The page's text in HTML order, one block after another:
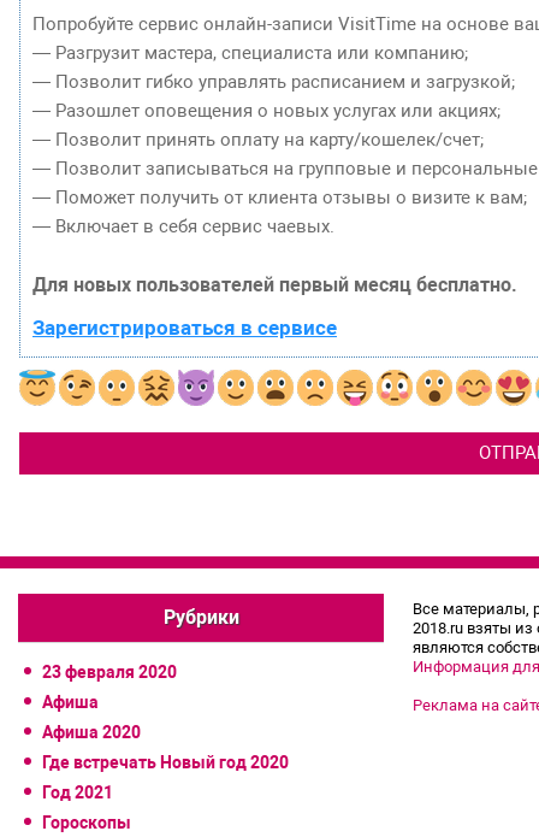
Попробуйте сервис онлайн-записи VisitTime на основе
— Разгрузит мастера, специалиста или компанию;
— Позволит гибко управлять расписанием и загрузкой;
— Разошлет оповещения о новых услугах или акциях;
— Позволит принять оплату на карту/кошелек/счет;
— Позволит записываться на групповые и
— Поможет получить от клиента отзывы о визите к вам;
— Включает в себя сервис чаевых.
Для новых пользователей первый месяц бесплатно.
Зарегистрироваться в сервисе
Рубрики
23 февраля 2020
Афиша
Афиша 2020
Где встречать Новый год 2020
Год 2021
Гороскопы
Все материалы,
2018.ru взяты
являются
Информация
Реклама на